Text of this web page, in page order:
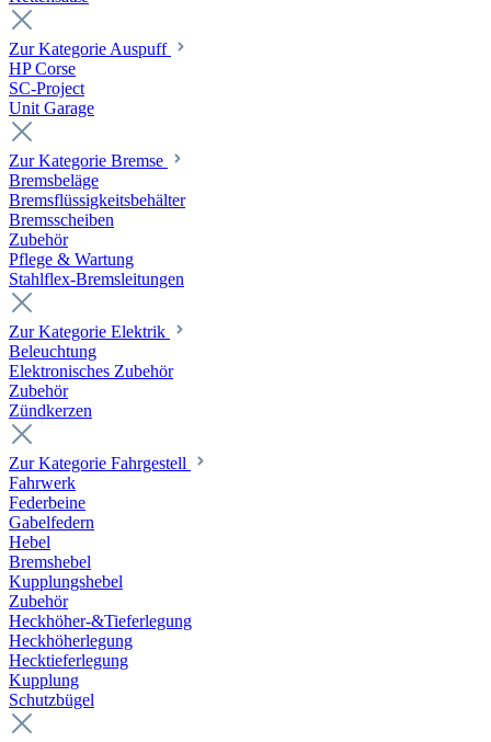
Zur Kategorie Auspuff
HP Corse
SC-Project
Unit Garage
Zur Kategorie Bremse
Bremsbeläge
Bremsflüssigkeitsbehälter
Bremsscheiben
Zubehör
Pflege & Wartung
Stahlflex-Bremsleitungen
Zur Kategorie Elektrik
Beleuchtung
Elektronisches Zubehör
Zubehör
Zündkerzen
Zur Kategorie Fahrgestell
Fahrwerk
Federbeine
Gabelfedern
Hebel
Bremshebel
Kupplungshebel
Zubehör
Heckhöher-&Tieferlegung
Heckhöherlegung
Hecktieferlegung
Kupplung
Schutzbügel